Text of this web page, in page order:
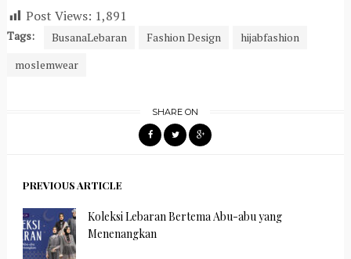
Post Views: 1,891
Tags: BusanaLebaran Fashion Design
hijabfashion
moslemwear
SHARE ON
PREVIOUS ARTICLE
Koleksi Lebaran Bertema Abu-abu yang
Menenangkan